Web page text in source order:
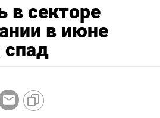
в секторе
в июне
спад